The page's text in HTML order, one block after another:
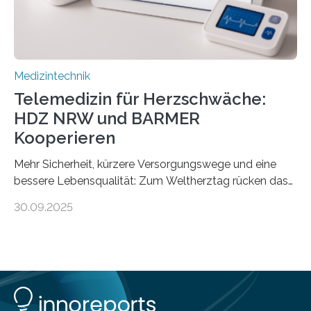
Medizintechnik
Telemedizin für Herzschwäche:
HDZ NRW und BARMER
Kooperieren
Mehr Sicherheit, kürzere Versorgungswege und eine
bessere Lebensqualität: Zum Weltherztag rücken das
Oeynhausen, und die BARMER die Bedürfnisse von
Rund vier Millionen Menschen in Deutschland leiden an
behandlungsbedürftiger Herzschwäche
30.09.2025